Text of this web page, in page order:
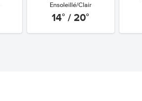
Ensoleillé/Clair
14° / 20°